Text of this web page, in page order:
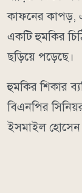
কাফনের কাপড়,
একটি হুমকির
ছড়িয়ে পড়েছে।
হুমকির শিকার
বিএনপির
ইসমাইল হোসেন